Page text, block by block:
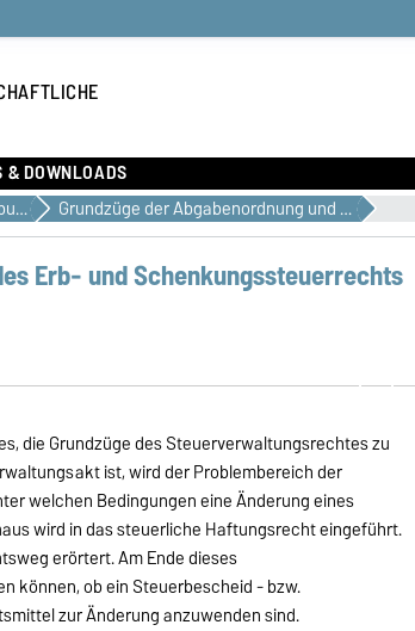
DOWNLOADS
Modulbeschreibungen Grundzüge der Abgabenordnung und des Erb- und Schenkungssteuerrechts (21433)
Erb- und Schenkungssteuerrechts
die Grundzüge des Steuerverwaltungsrechtes zu
ist, wird der Problembereich der
welchen Bedingungen eine Änderung eines
wird in das steuerliche Haftungsrecht eingeführt.
erörtert. Am Ende dieses
können, ob ein Steuerbescheid - bzw.
zur Änderung anzuwenden sind.